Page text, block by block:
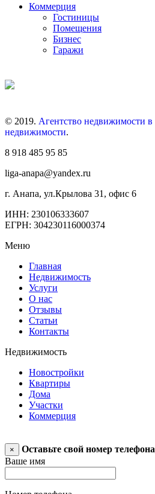
Коммерция
Гостиницы
Помещения
Бизнес
Гаражи
© 2019. Агентство недвижимости
недвижимости.
8 918 485 95 85
liga-anapa@yandex.ru
г. Анапа, ул.Крылова 31, офис 6
ИНН: 230106333607
ЕГРН: 304230116000374
Меню
Главная
Недвижимость
Услуги
О нас
Отзывы
Статьи
Контакты
Недвижимость
Новостройки
Квартиры
Дома
Участки
Коммерция
×
Оставьте свой номер
Ваше имя